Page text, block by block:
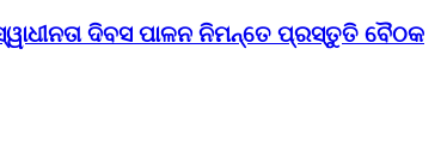
ଦିବସ ପାଳନ ନିମନ୍ତେ ପ୍ରସ୍ତୁତି ବୈଠକ